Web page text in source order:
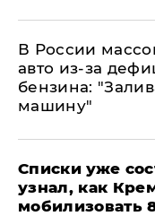
В России
авто из-за
бензина:
машину"
Списки уже
узнал, как
мобилизовать